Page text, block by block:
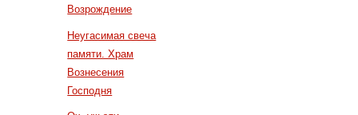
Возрождение
Неугасимая свеча
памяти. Храм
Вознесения
Господня